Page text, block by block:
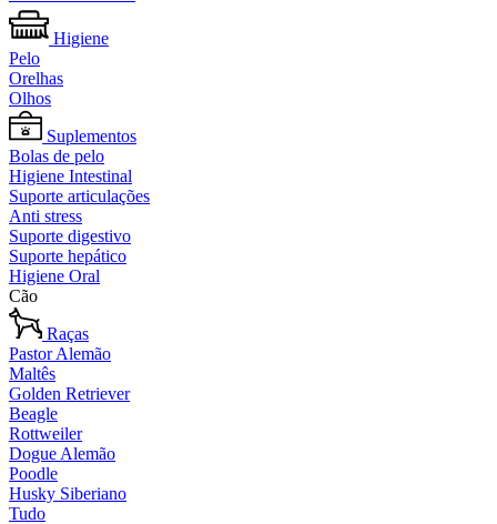
Higiene
Pelo
Orelhas
Olhos
Suplementos
Bolas de pelo
Higiene Intestinal
Suporte articulações
Anti stress
Suporte digestivo
Suporte hepático
Higiene Oral
Cão
Raças
Pastor Alemão
Maltês
Golden Retriever
Beagle
Rottweiler
Dogue Alemão
Poodle
Husky Siberiano
Tudo